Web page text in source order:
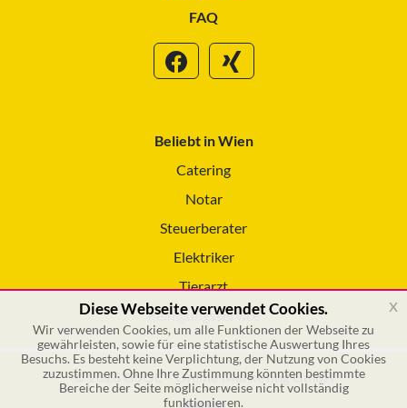
FAQ
Beliebt in Wien
Catering
Notar
Steuerberater
Elektriker
Tierarzt
Reinigungsservice
© 2026 GSOL – Online Marketing GmbH
Diese Webseite verwendet Cookies.
Wir verwenden Cookies, um alle Funktionen der Webseite zu
gewährleisten, sowie für eine statistische Auswertung Ihres
Besuchs. Es besteht keine Verplichtung, der Nutzung von Cookies
zuzustimmen. Ohne Ihre Zustimmung könnten bestimmte
Bereiche der Seite möglicherweise nicht vollständig
funktionieren.
x